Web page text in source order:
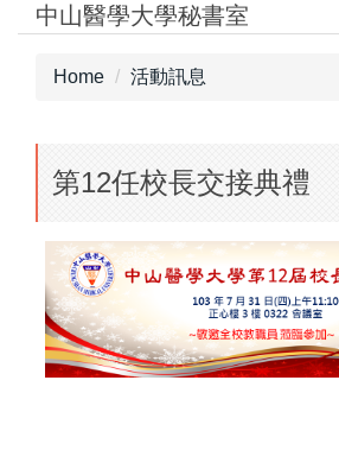
Jump中山醫學大學秘書室
Home 活動訊息
第12任校長交接典禮